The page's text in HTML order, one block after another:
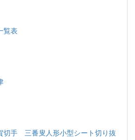
覧表
切手 三番叟人形小型シート切り抜